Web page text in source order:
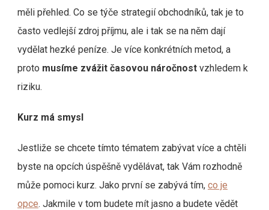
měli přehled. Co se týče strategií obchodníků, tak je to
často vedlejší zdroj příjmu, ale i tak se na něm dají
vydělat hezké peníze. Je více konkrétních metod, a
proto musíme zvážit časovou náročnost vzhledem k
riziku.
Kurz má smysl
Jestliže se chcete tímto tématem zabývat více a chtěli
byste na opcích úspěšně vydělávat, tak Vám rozhodně
může pomoci kurz. Jako první se zabývá tím, co je
opce. Jakmile v tom budete mít jasno a budete vědět